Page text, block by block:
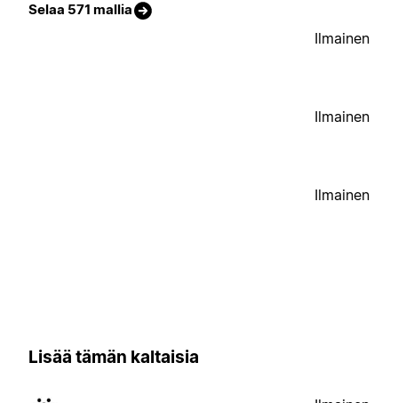
Selaa 571 mallia
Ilmainen
Ilmainen
Ilmainen
Lisää tämän kaltaisia